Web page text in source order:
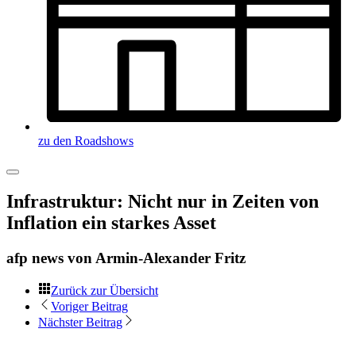
zu den Roadshows
Infrastruktur: Nicht nur in Zeiten von
Inflation ein starkes Asset
afp news von Armin-Alexander Fritz
Zurück zur Übersicht
Voriger Beitrag
Nächster Beitrag